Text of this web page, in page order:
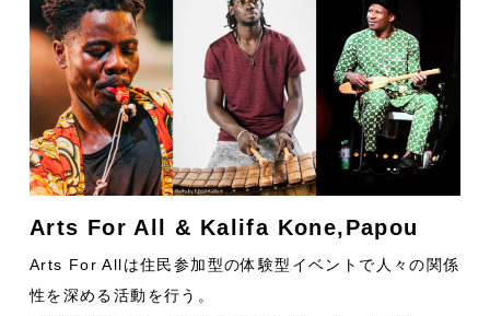
Arts For All & Kalifa Kone,Papou
Arts For Allは住民参加型の体験型イベントで人々の関係
性を深める活動を行う。